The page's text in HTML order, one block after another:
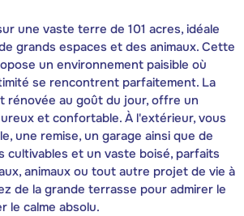
une vaste terre de 101 acres, idéale
grands espaces et des animaux. Cette
un environnement paisible où
se rencontrent parfaitement. La
rénovée au goût du jour, offre un
et confortable. À l'extérieur, vous
une remise, un garage ainsi que de
cultivables et un vaste boisé, parfaits
animaux ou tout autre projet de vie à
de la grande terrasse pour admirer le
le calme absolu.